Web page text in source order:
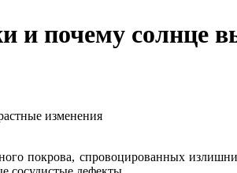
и почему солнце
изменения
покрова, спровоцированных